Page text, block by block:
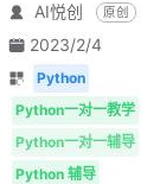
AI悦创 原创
2023/2/4
Python
Python一对一教学
Python一对一辅导
Python 辅导